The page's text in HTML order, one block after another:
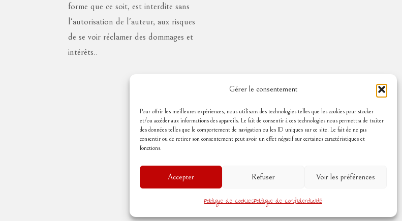
Gérer le consentement
Pour offrir les meilleures expériences, nous utilisons des technologies telles que les cookies pour stocker
et/ou accéder aux informations des appareils. Le fait de consentir à ces technologies nous permettra de traiter
des données telles que le comportement de navigation ou les ID uniques sur ce site. Le fait de ne pas
consentir ou de retirer son consentement peut avoir un effet négatif sur certaines caractéristiques et
fonctions.
Accepter Refuser Voir les préférences
Politique de cookiesPolitique de confidentialité
forme que ce soit, est interdite sans
l'autorisation de l'auteur, aux risques
de se voir réclamer des dommages et
intérêts..
Politique de cookies (UE) Conditions Générales de Vente